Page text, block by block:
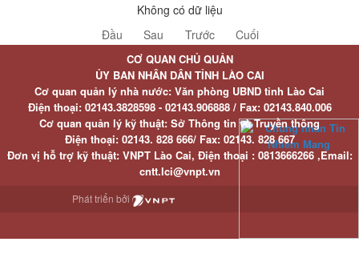
Không có dữ liệu
Đầu
Sau Trước Cuối
CƠ QUAN CHỦ QUẢN
ỦY BAN NHÂN DÂN TỈNH LÀO CAI
Cơ quan quản lý nhà nước: Văn phòng UBND tỉnh Lào Cai
Điện thoại:02143.3828598 - 02143.906888 / Fax:02143.840.006
Cơ quan quản lý kỹ thuật: Sở Thông tin và Truyền thông
Điện thoại:02143. 828 666/ Fax:02143. 828 667
Đơn vị hỗ trợ kỹ thuật: VNPT Lào Cai, Điện thoại : 0813666266 ,Email:
cntt.lci@vnpt.vn
Phát triển bởi